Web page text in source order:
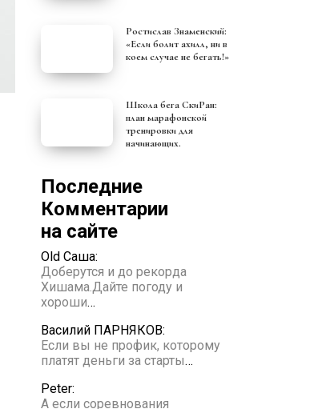
Ростислав Знаменский:
«Если болит ахилл, ни в
коем случае не бегать!»
Школа бега СкиРан:
план марафонской
тренировки для
начинающих.
Последние
Комментарии
на сайте
Old Саша:
Доберутся и до рекорда
Хишама.Дайте погоду и
хороши…
Василий ПАРНЯКОВ:
Если вы не профик, которому
платят деньги за старты…
Peter:
А если соревнования